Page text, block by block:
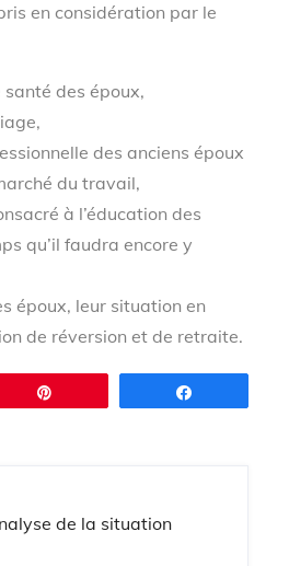
en considération par le
santé des époux,
des anciens époux
du travail,
à l’éducation des
qu’il faudra encore y
époux, leur situation en
de réversion et de retraite.
de la situation